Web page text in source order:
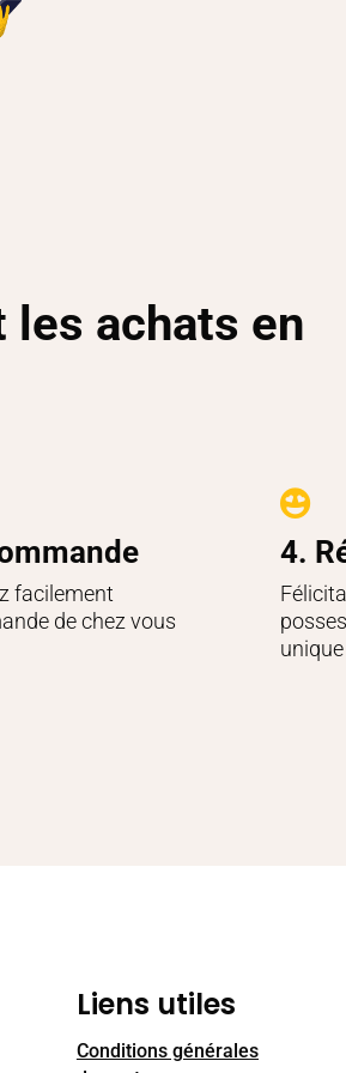
achats en
facilement
de chez vous

4.
unique
Liens utiles
Conditions générales